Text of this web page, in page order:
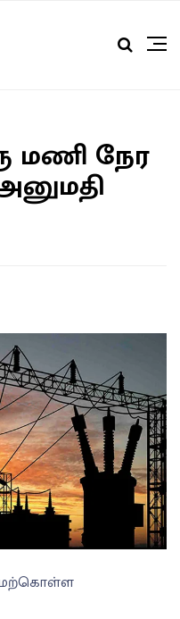
மணி நேர